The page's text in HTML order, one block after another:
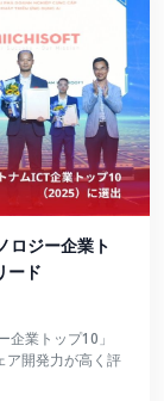
ジー企業ト
ード
業トップ10」
ア開発力が高く評